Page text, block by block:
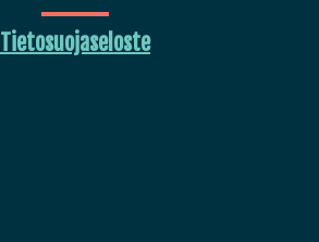
Tietosuojaseloste